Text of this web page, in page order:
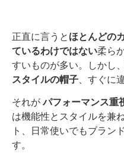
正直に言うとほとんどの
ているわけではない柔ら
すいものが多い。しかし
スタイルの帽子、すぐに
それがパフォーマンス重
は機能性とスタイルを兼
ト、日常使いでもブラン
す。